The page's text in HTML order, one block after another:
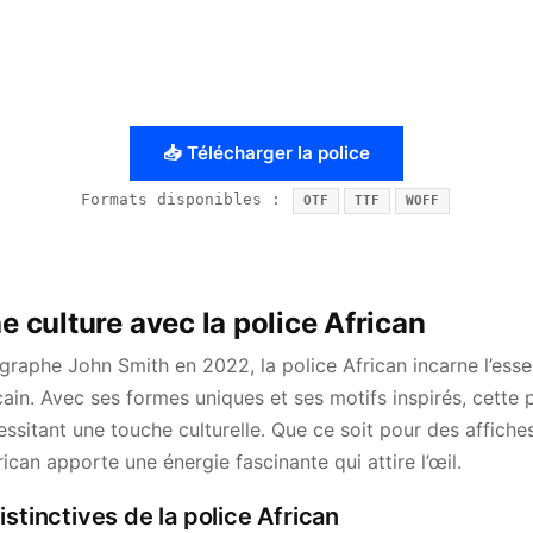
📥 Télécharger la police
Formats disponibles : OTF TTF WOFF
culture avec la police African
John Smith en 2022, la police African incarne
Avec ses formes uniques et ses motifs inspirés,
une touche culturelle. Que ce soit pour des
apporte une énergie fascinante qui attire l’œil.
de la police African